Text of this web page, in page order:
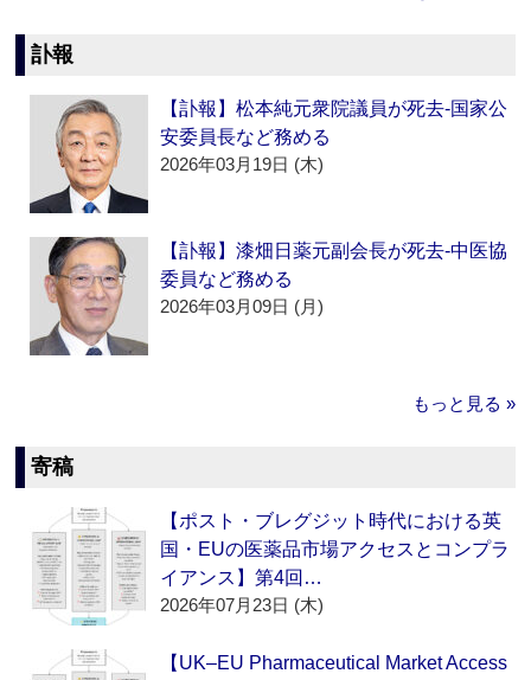
訃報
【訃報】松本純元衆院議員が死去‐国家公
安委員長など務める
2026年03月19日 (木)
【訃報】漆畑日薬元副会長が死去‐中医協
委員など務める
2026年03月09日 (月)
もっと見る »
寄稿
【ポスト・ブレグジット時代における英
国・EUの医薬品市場アクセスとコンプラ
イアンス】第4回…
2026年07月23日 (木)
【UK–EU Pharmaceutical Market Access